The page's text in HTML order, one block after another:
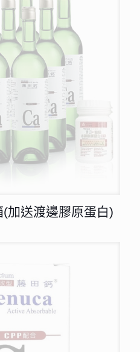
加送渡邊膠原蛋白)